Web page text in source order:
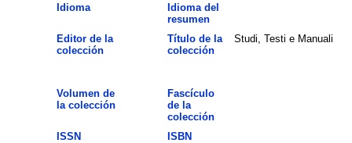
Idioma
Idioma del
resumen
Editor de la
colección
Título de la
colección
Studi, Testi e Manuali
Volumen de
la colección
Fascículo
de la
colección
ISSN
ISBN